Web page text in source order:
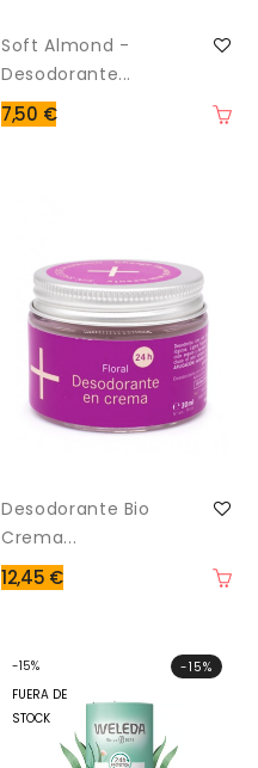
Soft Almond -
Desodorante...
7,50 €
Desodorante Bio
Crema...
12,45 €
-15%
FUERA DE
STOCK
-15%